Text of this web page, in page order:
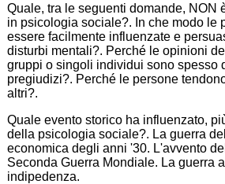
Quale, tra le seguenti domande, NON
in psicologia sociale?. In che modo le
essere facilmente influenzate e
disturbi mentali?. Perché le opinioni
gruppi o singoli individui sono spesso
pregiudizi?. Perché le persone
altri?.
Quale evento storico ha influenzato,
della psicologia sociale?. La guerra
economica degli anni '30. L'avvento
Seconda Guerra Mondiale. La guerra
indipedenza.